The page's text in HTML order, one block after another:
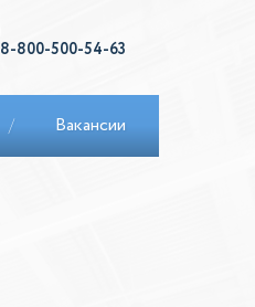
8-800-500-54-63
/ Вакансии